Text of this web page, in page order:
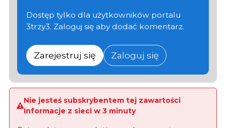
Dostęp tylko dla użytkowników portalu
3trzy3. Zaloguj się aby dodać komentarz.
Zarejestruj się Zaloguj się
Nie jesteś subskrybentem tej zawartości
Informacje z sieci w 3 minuty